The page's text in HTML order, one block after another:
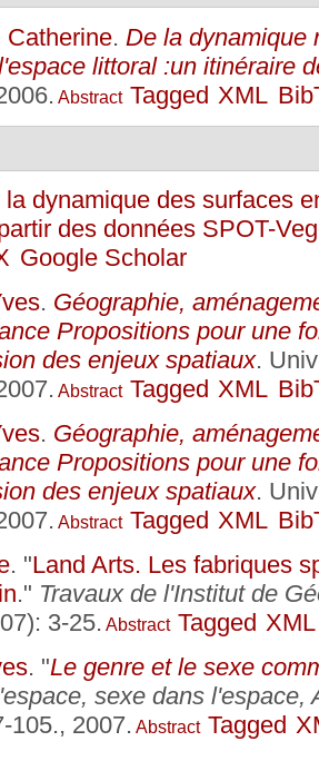
Catherine. De la dynamique
littoral :un itinéraire
Abstract Tagged XML
dynamique des surfaces
des données SPOT-
Google Scholar
. Géographie,
Propositions pour une
des enjeux spatiaux.
Abstract Tagged XML
. Géographie,
Propositions pour une
des enjeux spatiaux.
Abstract Tagged XML
. "Land Arts. Les fabriques
." Travaux de l'Institut de
3-25. Abstract Tagged XML
. "Le genre et le sexe
sexe dans l'espace,
105., 2007. Abstract Tagged